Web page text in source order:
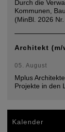
Durch die
Kommunen,
(MinBl. 2026
Architekt
05. August
Mplus
Projekte in den
Kalender